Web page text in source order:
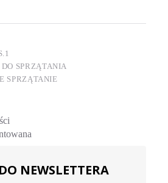
SPRZĄTANIA
SPRZĄTANIE
NEWSLETTERA